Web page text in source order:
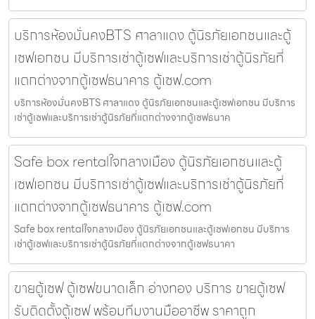
บริการห้องมั่นคงBTS ศาลาแดง ตู้นิรภัยเอกชนและตู้
เซฟเอกชน มีบริการเช่าตู้เซฟและบริการเช่าตู้นิรภัยที่
แตกต่างจากตู้เซฟธนาคาร ตู้เซฟ.com
บริการห้องมั่นคงBTS ศาลาแดง ตู้นิรภัยเอกชนและตู้เซฟเอกชน มีบริการ
เช่าตู้เซฟและบริการเช่าตู้นิรภัยที่แตกต่างจากตู้เซฟธนาค
Safe box rentalใจกลางเมือง ตู้นิรภัยเอกชนและตู้
เซฟเอกชน มีบริการเช่าตู้เซฟและบริการเช่าตู้นิรภัยที่
แตกต่างจากตู้เซฟธนาคาร ตู้เซฟ.com
Safe box rentalใจกลางเมือง ตู้นิรภัยเอกชนและตู้เซฟเอกชน มีบริการ
เช่าตู้เซฟและบริการเช่าตู้นิรภัยที่แตกต่างจากตู้เซฟธนาคา
ขายตู้เซฟ ตู้เซฟขนาดเล็ก อ่างทอง บริการ ขายตู้เซฟ
รับติดตั้งตู้เซฟ พร้อมทีมงานมืออาชีพ ราคาถูก